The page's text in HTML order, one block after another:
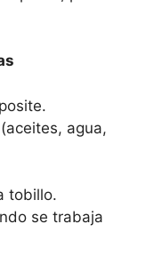
agua,
tobillo.
se trabaja